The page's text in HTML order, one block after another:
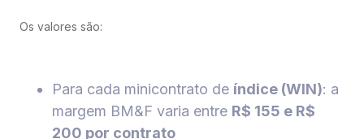
Os valores são:
Para cada minicontrato de índice (WIN): a
margem BM&F varia entre R$ 155 e R$
200 por contrato